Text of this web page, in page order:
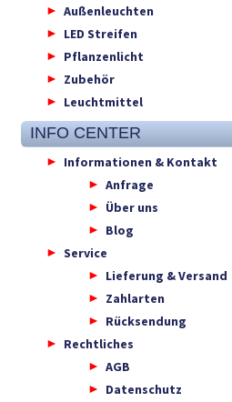
Außenleuchten
LED Streifen
Pflanzenlicht
Zubehör
Leuchtmittel
INFO CENTER
Informationen & Kontakt
Anfrage
Über uns
Blog
Service
Lieferung & Versand
Zahlarten
Rücksendung
Rechtliches
AGB
Datenschutz